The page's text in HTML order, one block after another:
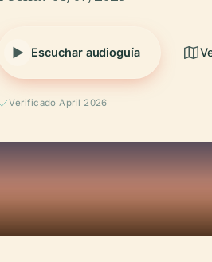
Escuchar audioguía
Verificado April 2026